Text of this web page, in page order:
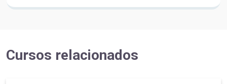
Cursos relacionados